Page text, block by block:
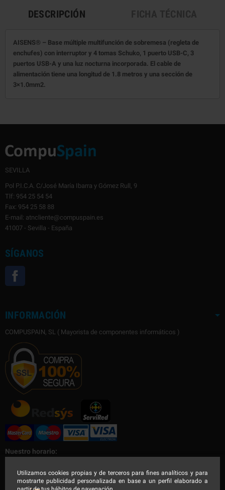
Utilizamos cookies propias y de terceros para fines analíticos y para
mostrarte publicidad personalizada en base a un perfil elaborado a
DESCRIPCIÓN
AISENS® – Base múltiple multifunción de sobremesa (regleta de
enchufes) con interruptor y 4 tomas Schuko, 1 puerto USB-C, 3
puertos USB-A y una luz nocturna incorporada. El cable de
alimentación tiene una longitud de 1.8 metros y una sección de
3×1.0mm2.
SEVILLA
Pol P.I.C.A. C/José María Ibarra y Gómez Rull, 9
Tlf: 954 25 54 54
Fax: 954 25 58 88
E-mail: atncliente@compuspain.es
41007 - Sevilla - España
SÍGANOS
INFORMACIÓN
COMPUSPAIN, SL ( Mayorista de componentes informáticos )
Nuestro horario:
Nuestro horario de Lunes a Viernes
Mañana de 9:00 a 14:30h - Tarde de 16:00 a 19:00h